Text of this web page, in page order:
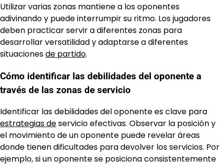
Utilizar varias zonas mantiene a los oponentes
adivinando y puede interrumpir su ritmo. Los jugadores
deben practicar servir a diferentes zonas para
desarrollar versatilidad y adaptarse a diferentes
situacionesde partido.
Cómo identificar las debilidades del oponente a
través de las zonas de servicio
Identificar las debilidades del oponente es clave para
estrategias deservicio efectivas. Observar la posición y
el movimiento de un oponente puede revelar áreas
donde tienen dificultades para devolver los servicios. Por
ejemplo, si un oponente se posiciona consistentemente